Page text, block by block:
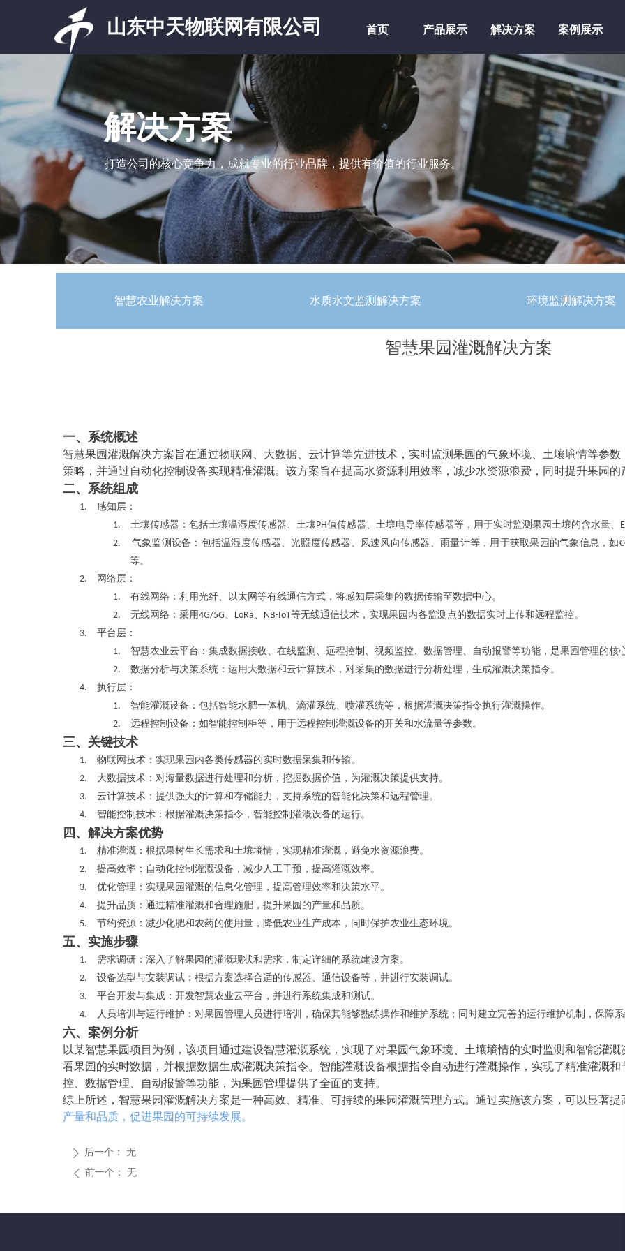
首页 产品展示
产品展示
解决方案
解决方案
案例展示
案例展示
山东中天物联网有限公司
一、系统概述
智慧果园灌溉解决方案旨在通过物联网、大数据、云计算等先进技术，实时监测果园的气象环境、土壤墒情等参
策略，并通过自动化控制设备实现精准灌溉。该方案旨在提高水资源利用效率，减少水资源浪费，同时提升果园的
二、系统组成
1. 感知层 ：
1.
土壤传感器 ：包括土壤温湿度传感器、土壤PH值传感器、土壤电导率传感器等，用于实时监测果园土壤的含水量、
2.
气象监测设备 ：包括温湿度传感器、光照度传感器、风速风向传感器、雨量计等，用于获取果园的气象信息，
等。
2.
网络层 ：
1.
有线网络 ：利用光纤、以太网等有线通信方式，将感知层采集的数据传输至数据中心。
2.
无线网络 ：采用4G/5G、LoRa、NB-IoT等无线通信技术，实现果园内各监测点的数据实时上传和远程监控。
3.
平台层 ：
1.
智慧农业云平台 ：集成数据接收、在线监测、远程控制、视频监控、数据管理、自动报警等功能，是果园管理的核
2.
数据分析与决策系统 ：运用大数据和云计算技术，对采集的数据进行分析处理，生成灌溉决策指令。
4.
执行层 ：
1.
智能灌溉设备 ：包括智能水肥一体机、滴灌系统、喷灌系统等，根据灌溉决策指令执行灌溉操作。
2.
远程控制设备 ：如智能控制柜等，用于远程控制灌溉设备的开关和水流量等参数。
三、关键技术
1. 物联网技术 ：实现果园内各类传感器的实时数据采集和传输。
2.
大数据技术 ：对海量数据进行处理和分析，挖掘数据价值，为灌溉决策提供支持。
3.
云计算技术 ：提供强大的计算和存储能力，支持系统的智能化决策和远程管理。
4.
智能控制技术 ：根据灌溉决策指令，智能控制灌溉设备的运行。
四、解决方案优势
1. 精准灌溉 ：根据果树生长需求和土壤墒情，实现精准灌溉，避免水资源浪费。
2.
提高效率 ：自动化控制灌溉设备，减少人工干预，提高灌溉效率。
3.
优化管理 ：实现果园灌溉的信息化管理，提高管理效率和决策水平。
4.
提升品质 ：通过精准灌溉和合理施肥，提升果园的产量和品质。
5.
节约资源 ：减少化肥和农药的使用量，降低农业生产成本，同时保护农业生态环境。
五、实施步骤
1. 需求调研 ：深入了解果园的灌溉现状和需求，制定详细的系统建设方案。
2.
设备选型与安装调试 ：根据方案选择合适的传感器、通信设备等，并进行安装调试。
3.
平台开发与集成 ：开发智慧农业云平台，并进行系统集成和测试。
4.
人员培训与运行维护 ：对果园管理人员进行培训，确保其能够熟练操作和维护系统；同时建立完善的运行维护机制，保障
六、案例分析
以某智慧果园项目为例，该项目通过建设智慧灌溉系统，实现了对果园气象环境、土壤墒情的实时监测和智能灌
看果园的实时数据，并根据数据生成灌溉决策指令。智能灌溉设备根据指令自动进行灌溉操作，实现了精准灌溉
控、数据管理、自动报警等功能，为果园管理提供了全面的支持。
综上所述，智慧果园灌溉解决方案是一种高效、精准、可持续的果园灌溉管理方式。通过实施该方案，可以显著提
产量和品质，促进果园的可持续发展。
ꄴ 前一个： 无
ꄲ 后一个： 无
智慧果园灌溉解决方案
打造公司的核心竞争力，成就专业的行业品牌，提供有价值的行业服务。
解决方案
智慧农业解决方案 水质水文监测解决方案 环境监测解决方案